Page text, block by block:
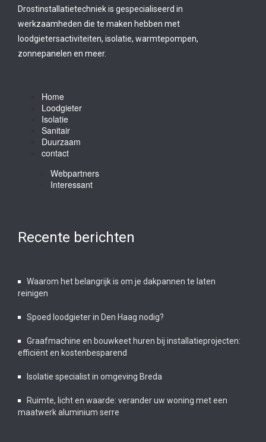
Drostinstallatietechniek is gespecialiseerd in
werkzaamheden die te maken hebben met
loodgietersactiviteiten, isolatie, warmtepompen,
zonnepanelen en meer.
Home
Loodgieter
Isolatie
Sanitair
Duurzaam
contact
Webpartners
Interessant
Recente berichten
Waarom het belangrijk is om je dakpannen te laten
reinigen
Spoed loodgieter in Den Haag nodig?
Graafmachine en bouwkeet huren bij installatieprojecten:
efficiënt en kostenbesparend
Isolatie specialist in omgeving Breda
Ruimte, licht en waarde: verander uw woning met een
maatwerk aluminium serre